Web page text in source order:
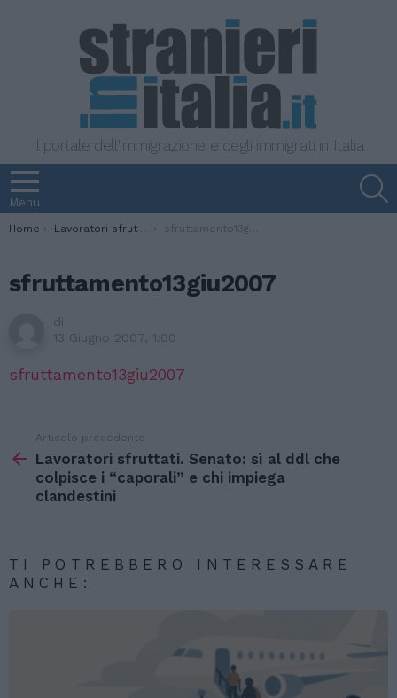
Il portale dell'immigrazione e degli immigrati in Italia
Menu
You are here:
Home Lavoratori sfruttati. Senato: sì al ddl che colpisce i “caporali” e chi impiega clandestini sfruttamento13giu2007
sfruttamento13giu2007
di
13 Giugno 2007, 1:00
sfruttamento13giu2007
di
Articolo precedente
Lavoratori sfruttati. Senato: sì al ddl che
colpisce i “caporali” e chi impiega
clandestini
TI POTREBBERO INTERESSARE
ANCHE: